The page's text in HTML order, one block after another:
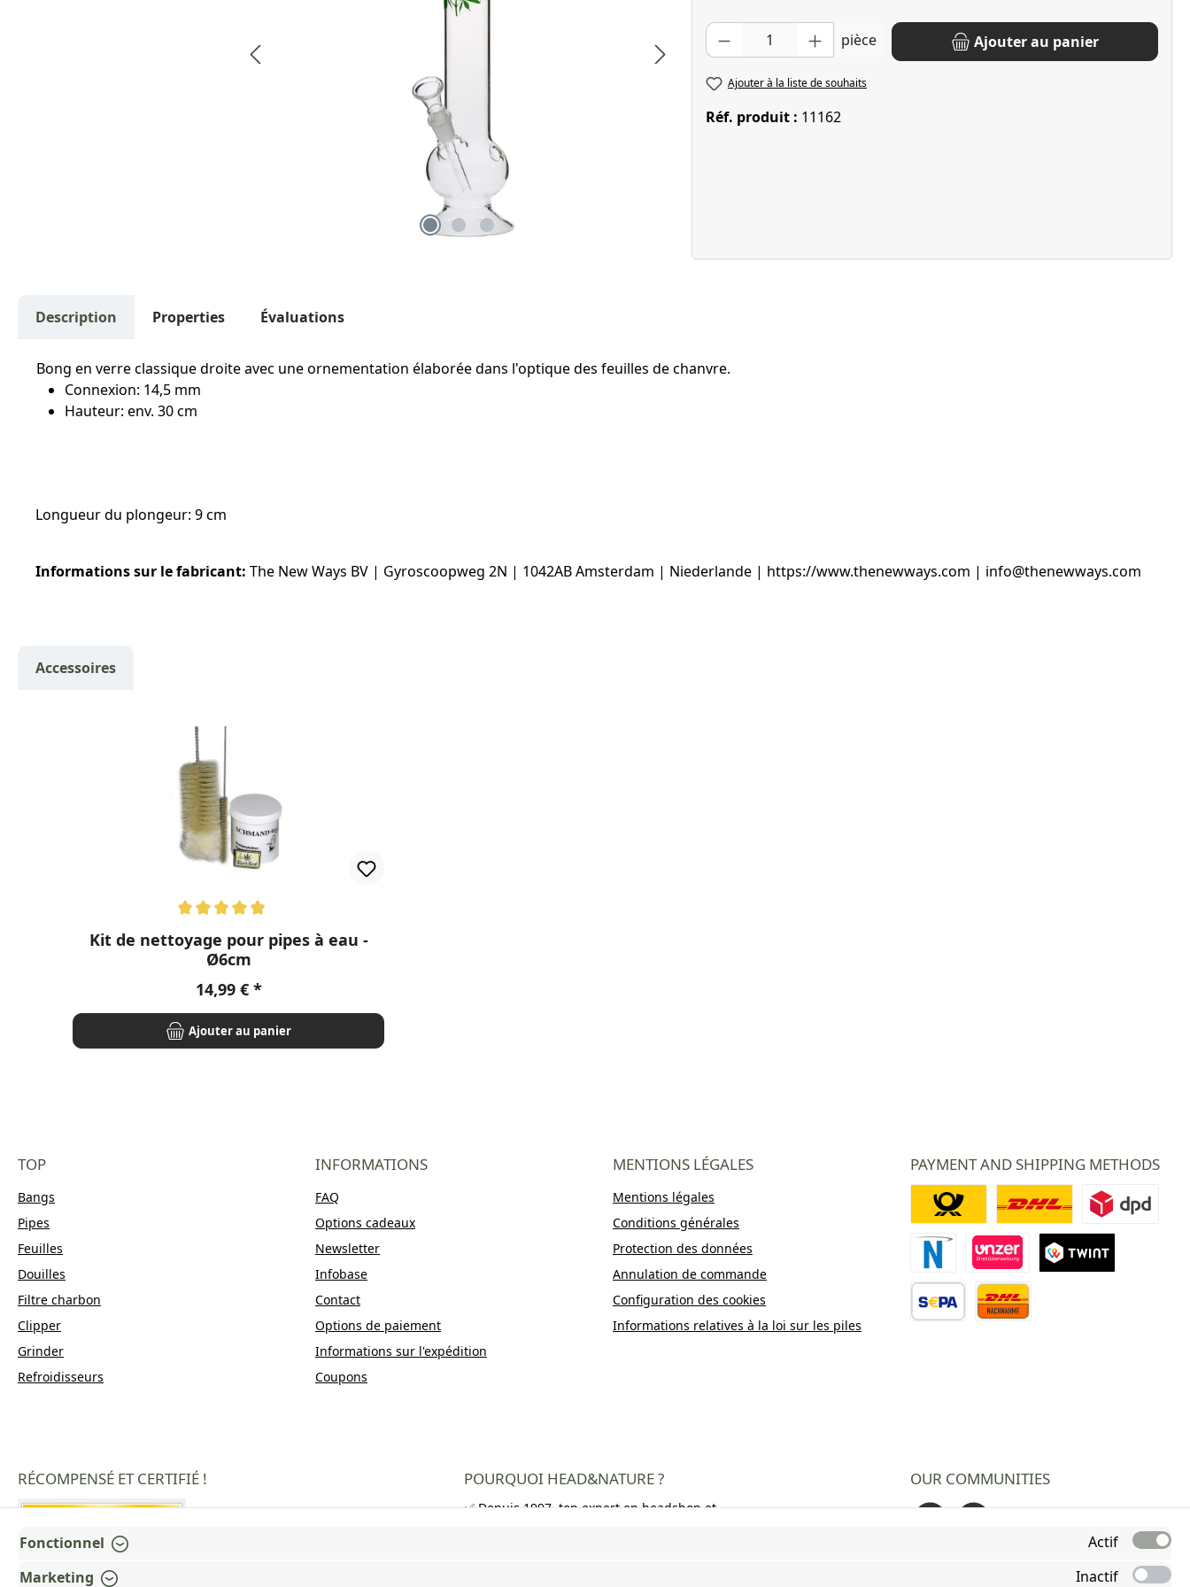
Quantité de produit : Entrez la quantité souhaitée ou utilisez les boutons pour
pièce Ajouter au panier
Ajouter à la liste de souhaits
Réf. produit : 11162
Description Properties Évaluations
Bong en verre classique droite avec une ornementation élaborée dans l'optique des feuilles de chanvre.
Connexion: 14,5 mm
Hauteur: env. 30 cm
Longueur du plongeur: 9 cm
Informations sur le fabricant: The New Ways BV | Gyroscoopweg 2N | 1042AB Amsterdam | Niederlande | https://www.thenewways.com | info@thenewways.com
Accessoires
Note moyenne de 4.94 sur 5 étoiles
Kit de nettoyage pour pipes à eau -
Ø6cm
Prix régulier :
14,99 €
Ajouter au panier
TOP
Bangs
Pipes
Feuilles
Douilles
Filtre charbon
Clipper
Grinder
Refroidisseurs
INFORMATIONS
FAQ
Options cadeaux
Newsletter
Infobase
Contact
Options de paiement
Informations sur l'expédition
Coupons
MENTIONS LÉGALES
Mentions légales
Conditions générales
Protection des données
Annulation de commande
Configuration des cookies
Informations relatives à la loi sur les piles
PAYMENT AND SHIPPING METHODS
Paiement Novalnet
Virement direct
Deutsche PostDHL DPD
RÉCOMPENSÉ ET CERTIFIÉ ! POURQUOI HEAD&NATURE ?
✅ Depuis 1997, ton expert en headshop et
OUR COMMUNITIES
Fonctionnel
Actif
Marketing
Inactif